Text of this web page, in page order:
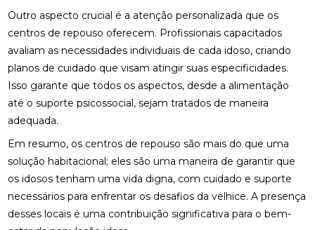
Outro aspecto crucial é a atenção personalizada que os
centros de repouso oferecem. Profissionais capacitados
avaliam as necessidades individuais de cada idoso, criando
planos de cuidado que visam atingir suas especificidades.
Isso garante que todos os aspectos, desde a alimentação
até o suporte psicossocial, sejam tratados de maneira
adequada.
Em resumo, os centros de repouso são mais do que uma
solução habitacional; eles são uma maneira de garantir que
os idosos tenham uma vida digna, com cuidado e suporte
necessários para enfrentar os desafios da velhice. A presença
desses locais é uma contribuição significativa para o bem-